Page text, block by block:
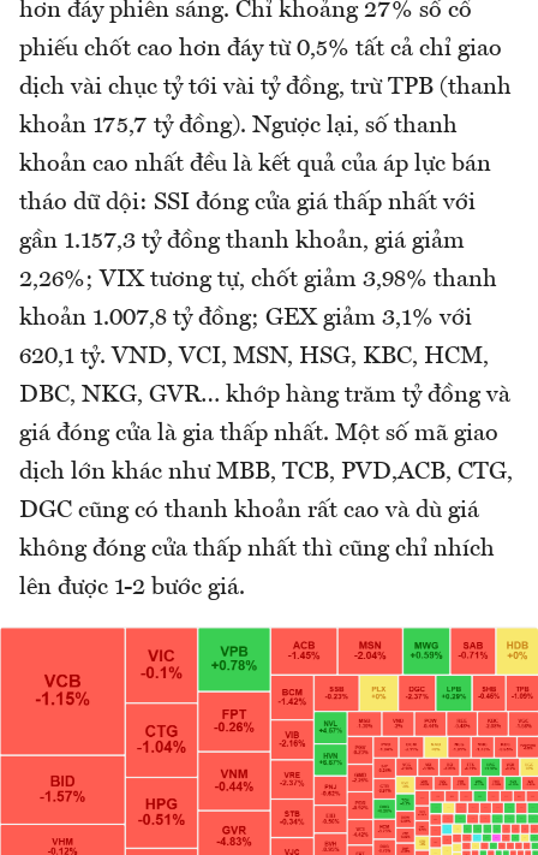
hơn đáy phiên sáng. Chỉ khoảng 27% số cổ
phiếu chốt cao hơn đáy từ 0,5% tất cả chỉ giao
dịch vài chục tỷ tới vài tỷ đồng, trừ TPB (thanh
khoản 175,7 tỷ đồng). Ngược lại, số thanh
khoản cao nhất đều là kết quả của áp lực bán
tháo dữ dội: SSI đóng cửa giá thấp nhất với
gần 1.157,3 tỷ đồng thanh khoản, giá giảm
2,26%; VIX tương tự, chốt giảm 3,98% thanh
khoản 1.007,8 tỷ đồng; GEX giảm 3,1% với
620,1 tỷ. VND, VCI, MSN, HSG, KBC, HCM,
DBC, NKG, GVR… khớp hàng trăm tỷ đồng và
giá đóng cửa là gia thấp nhất. Một số mã giao
dịch lớn khác như MBB, TCB, PVD,ACB, CTG,
DGC cũng có thanh khoản rất cao và dù giá
không đóng cửa thấp nhất thì cũng chỉ nhích
lên được 1-2 bước giá.